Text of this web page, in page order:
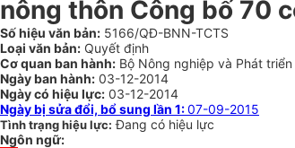
nông thôn Công bố 70
Số hiệu văn bản: 5166/QĐ-BNN-TCTS
Loại văn bản: Quyết định
Cơ quan ban hành: Bộ Nông nghiệp và Phát
Ngày ban hành: 03-12-2014
Ngày có hiệu lực: 03-12-2014
Ngày bị sửa đổi, bổ sung lần 1:07-09-2015
Tình trạng hiệu lực: Đang có hiệu lực
Ngôn ngữ: